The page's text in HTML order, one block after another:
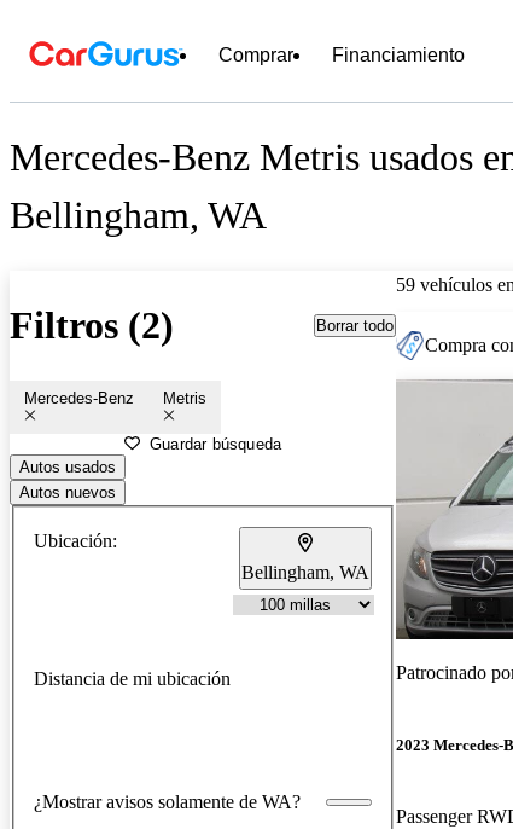
Comprar Financiamiento
Mercedes-Benz Metris usados
Bellingham, WA
Filtros (2) Borrar todo
Mercedes-Benz Metris
Guardar búsqueda
Autos usados
Autos nuevos
Ubicación:
Bellingham, WA
Distancia de mi ubicación
¿Mostrar avisos solamente de WA?
59 vehículos
Compra
Patrocinado
2023 Mercedes-
Passenger